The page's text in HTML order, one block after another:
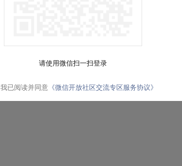
请使用微信扫一扫登录
我已阅读并同意 《微信开放社区交流专区服务协议》